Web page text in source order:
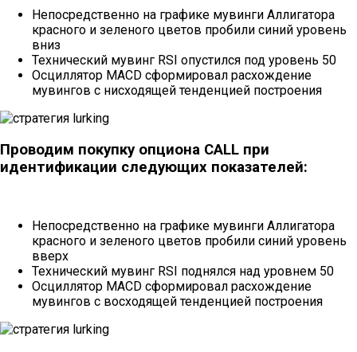
Непосредственно на графике мувинги Аллигатора
красного и зеленого цветов пробили синий уровень
вниз
Технический мувинг RSI опустился под уровень 50
Осциллятор MACD сформировал расхождение
мувингов с нисходящей тенденцией построения
Проводим покупку опциона CALL при
идентификации следующих показателей:
Непосредственно на графике мувинги Аллигатора
красного и зеленого цветов пробили синий уровень
вверх
Технический мувинг RSI поднялся над уровнем 50
Осциллятор MACD сформировал расхождение
мувингов с восходящей тенденцией построения